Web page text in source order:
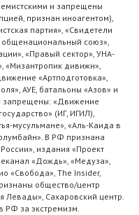
и запрещены
признан иноагентом),
партия», «Свидетели
общенациональный союз»,
«Правый сектор», УНА-
«Мизантропик дивижн»,
«Артподготовка»,
АУЕ, батальоны «Азов» и
запрещены: «Движение
(ИГ, ИГИЛ),
мусульмане», «Аль-Каида в
В РФ признана
издания «Проект
«Дождь», «Медуза»,
«Свобода», The Insider,
общество/центр
Левады», Сахаровский центр.
РФ за экстремизм.